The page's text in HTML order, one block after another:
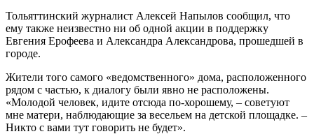
Тольяттинский журналист Алексей Напылов сообщил, что
ему также неизвестно ни об одной акции в поддержку
Евгения Ерофеева и Александра Александрова, прошедшей в
городе.
Жители того самого «ведомственного» дома, расположенного
рядом с частью, к диалогу были явно не расположены.
«Молодой человек, идите отсюда по-хорошему, – советуют
мне матери, наблюдающие за весельем на детской площадке. –
Никто с вами тут говорить не будет».